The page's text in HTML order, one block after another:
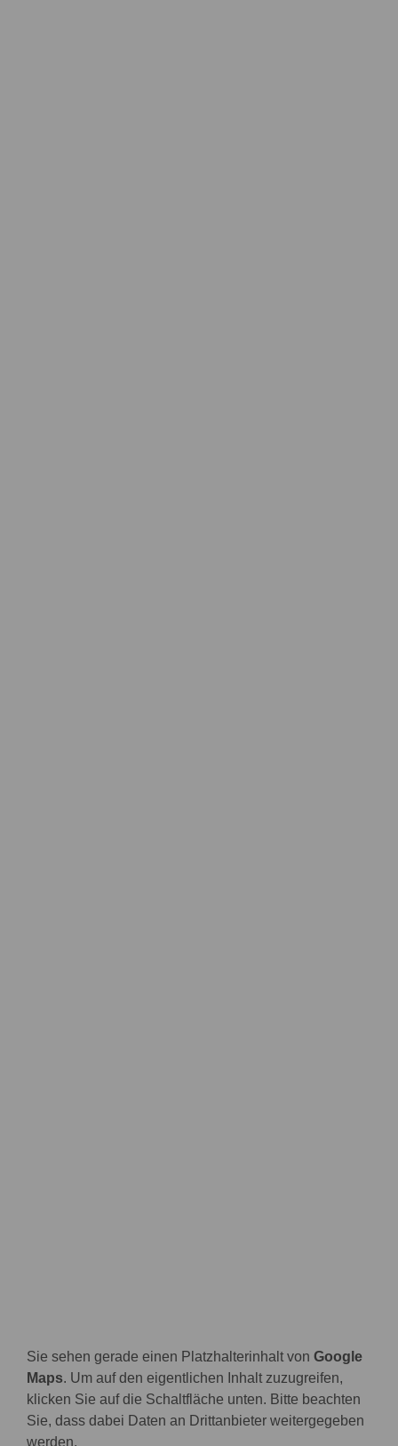
Sie sehen gerade einen Platzhalterinhalt von Google
Maps. Um auf den eigentlichen Inhalt zuzugreifen,
klicken Sie auf die Schaltfläche unten. Bitte beachten
Sie, dass dabei Daten an Drittanbieter weitergegeben
werden.